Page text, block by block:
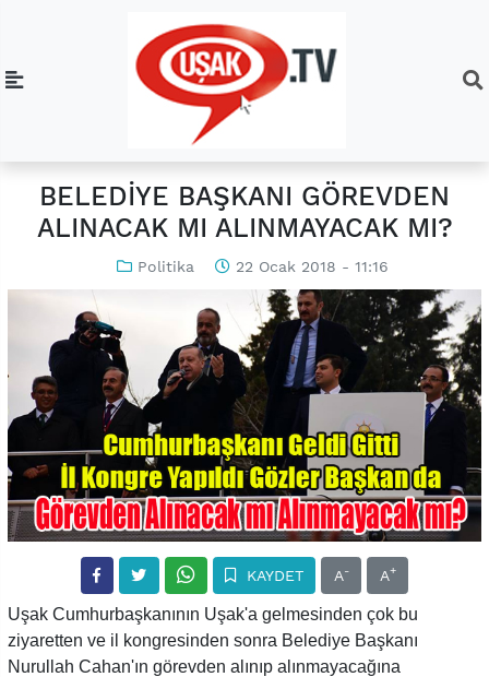
BELEDİYE BAŞKANI GÖREVDEN
ALINACAK MI ALINMAYACAK MI?
Politika 22 Ocak 2018 - 11:16
KAYDET A- A+
Uşak Cumhurbaşkanının Uşak'a gelmesinden çok bu
ziyaretten ve il kongresinden sonra Belediye Başkanı
Nurullah Cahan'ın görevden alınıp alınmayacağına